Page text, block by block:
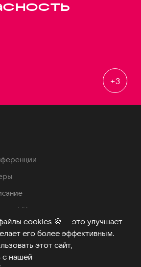
cookies 🍪 — это улучшает
его более эффективным.
этот сайт,
с нашей
+3
VK
проведения
задаваемые вопросы